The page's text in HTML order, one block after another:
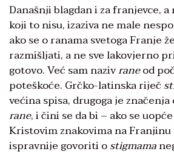
Današnji blagdan i za franjevce,
koji to nisu, izaziva ne male
ako se o ranama svetoga Franje
razmišljati, a ne sve lakovjerno
gotovo. Već sam nazivraneod
poteškoće. Grčko-latinska riječ
većina spisa, drugoga je
rane, i čini se da bi – ako se
Kristovim znakovima na
ispravnije govoriti ostigmama